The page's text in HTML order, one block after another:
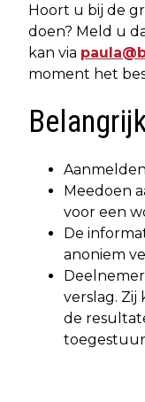
Hoort u bij de
doen? Meld u
kan via
moment het
Meedoen
voor een
De
anoniem
verslag. Zij
de